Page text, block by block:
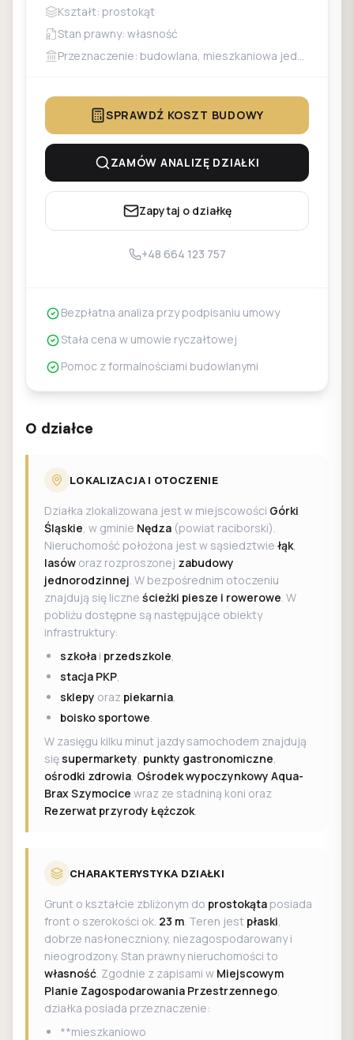
Kształt: prostokąt
Stan prawny: własność
Przeznaczenie: budowlana, mieszkaniowa jednorodzinna, mieszkaniowo-usługowa
SPRAWDŹ KOSZT BUDOWY
ZAMÓW ANALIZĘ DZIAŁKI
Zapytaj o działkę
+48 664 123 757
Bezpłatna analiza przy podpisaniu umowy
Stała cena w umowie ryczałtowej
Pomoc z formalnościami budowlanymi
O działce
LOKALIZACJA I OTOCZENIE
Działka zlokalizowana jest w miejscowości Górki
Śląskie, w gminie Nędza (powiat raciborski).
Nieruchomość położona jest w sąsiedztwie łąk,
lasów oraz rozproszonej zabudowy
jednorodzinnej. W bezpośrednim otoczeniu
znajdują się liczne ścieżki piesze i rowerowe. W
pobliżu dostępne są następujące obiekty
infrastruktury:
szkoła i przedszkole,
stacja PKP,
sklepy oraz piekarnia,
boisko sportowe.
W zasięgu kilku minut jazdy samochodem znajdują
się supermarkety, punkty gastronomiczne,
ośrodki zdrowia, Ośrodek wypoczynkowy Aqua-
Brax Szymocice wraz ze stadniną koni oraz
Rezerwat przyrody Łężczok.
CHARAKTERYSTYKA DZIAŁKI
Grunt o kształcie zbliżonym do prostokąta posiada
front o szerokości ok. 23 m. Teren jest płaski,
dobrze nasłoneczniony, niezagospodarowany i
nieogrodzony. Stan prawny nieruchomości to
własność. Zgodnie z zapisami w Miejscowym
Planie Zagospodarowania Przestrzennego,
działka posiada przeznaczenie:
**mieszkaniowo